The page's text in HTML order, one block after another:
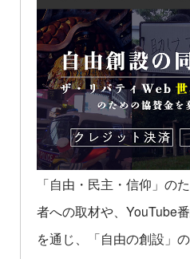
「自由・民主・信仰」の
者への取材や、YouTube
を通じ、「自由の創設」